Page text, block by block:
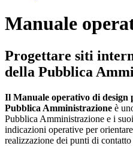
Manuale
Progettare siti
della Pubblica
Il Manuale operativo di design
Pubblica Amministrazione è
Pubblica Amministrazione e i
indicazioni operative per
realizzazione dei punti di